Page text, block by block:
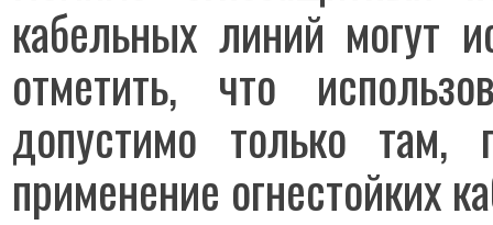
кабельных линий могут
отметить, что
допустимо только
применение огнестойких